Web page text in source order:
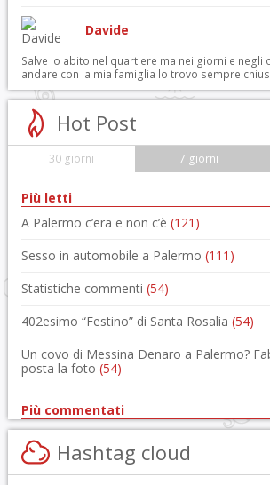
Davide
Salve io abito nel quartiere ma nei giorni e negli
andare con la mia famiglia lo trovo sempre
Hot Post
30 giorni 7 giorni
Più letti
A Palermo c’era e non c’è (121)
Sesso in automobile a Palermo (111)
Statistiche commenti (54)
402esimo “Festino” di Santa Rosalia (54)
Un covo di Messina Denaro a Palermo?
posta la foto (54)
Più commentati
Hashtag cloud